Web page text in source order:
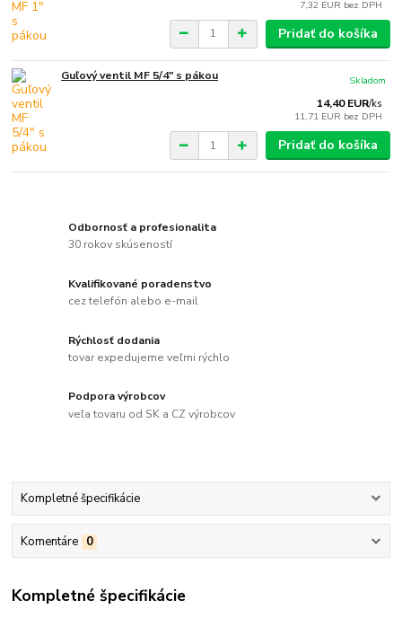
7,32 EUR bez DPH
Pridať do košíka
Guľový ventil MF 5/4" s pákou
14,40 EUR/ks
11,71 EUR bez DPH
Skladom
Pridať do košíka
Odbornosť a profesionalita
30 rokov skúseností
Kvalifikované poradenstvo
cez telefón alebo e-mail
Rýchlosť dodania
tovar expedujeme veľmi rýchlo
Podpora výrobcov
veľa tovaru od SK a CZ výrobcov
Kompletné špecifikácie
Komentáre 0
Kompletné špecifikácie